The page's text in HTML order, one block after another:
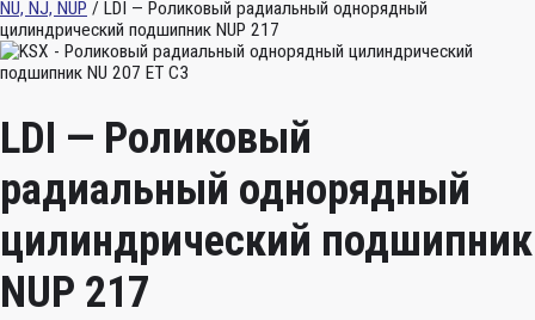
NU, NJ, NUP / LDI — Роликовый радиальный однорядный
цилиндрический подшипник NUP 217
LDI — Роликовый
радиальный однорядный
цилиндрический подшипник
NUP 217